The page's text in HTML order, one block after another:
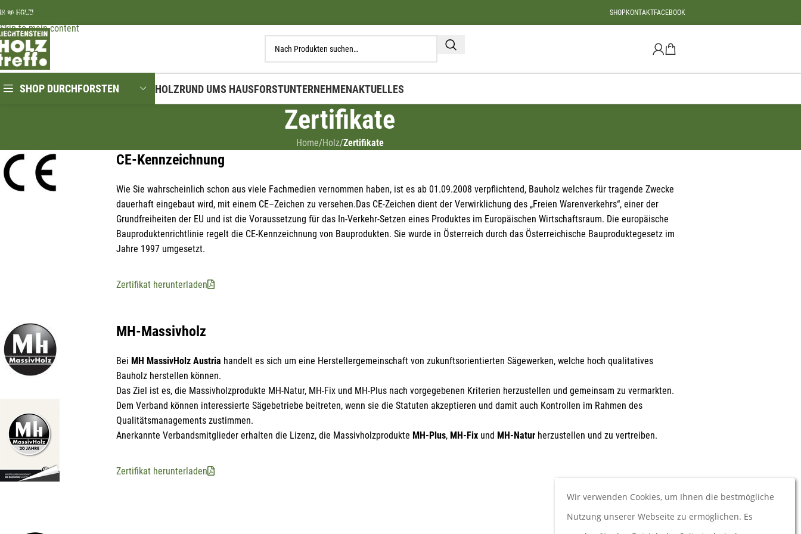
Skip to navigation
Skip to main content
❤️ HOLZ! SHOPKONTAKTFACEBOOK
SHOP DURCHFORSTEN HOLZRUND UMS HAUSFORSTUNTERNEHMENAKTUELLES
Zertifikate
Home/Holz/Zertifikate
CE-Kennzeichnung
Wie Sie wahrscheinlich schon aus viele Fachmedien vernommen haben, ist es ab 01.09.2008 verpflichtend, Bauholz welches für tragende Zwecke
dauerhaft eingebaut wird, mit einem CE–Zeichen zu versehen.Das CE-Zeichen dient der Verwirklichung des „Freien Warenverkehrs“, einer der
Grundfreiheiten der EU und ist die Voraussetzung für das In-Verkehr-Setzen eines Produktes im Europäischen Wirtschaftsraum. Die europäische
Bauproduktenrichtlinie regelt die CE-Kennzeichnung von Bauprodukten. Sie wurde in Österreich durch das Österreichische Bauproduktegesetz im
Jahre 1997 umgesetzt.
Zertifikat herunterladen
MH-Massivholz
Bei MH MassivHolz Austria handelt es sich um eine Herstellergemeinschaft von zukunftsorientierten Sägewerken, welche hoch qualitatives
Bauholz herstellen können.
Das Ziel ist es, die Massivholzprodukte MH-Natur, MH-Fix und MH-Plus nach vorgegebenen Kriterien herzustellen und gemeinsam zu vermarkten.
Dem Verband können interessierte Sägebetriebe beitreten, wenn sie die Statuten akzeptieren und damit auch Kontrollen im Rahmen des
Qualitätsmanagements zustimmen.
Anerkannte Verbandsmitglieder erhalten die Lizenz, die Massivholzprodukte MH-Plus, MH-Fix und MH-Natur herzustellen und zu vertreiben.
Zertifikat herunterladen
Mit unserem Newsletter sind Sie immer top-
informiert über Veranstaltungen und Aktionen
Hiermit erkläre ich mich damit einverstanden, dass die Daten meiner E-Mail-Adresse von der
Liechtenstein Holztreff GmbH zum Zwecke der Zusendung von Newslettern über Neuigkeiten in
der Liechtenstein Holztreff GmbH im Einklang mit der Datenschutzerklärung verwendet werden.
Wir verwenden Cookies, um Ihnen die bestmögliche
Nutzung unserer Webseite zu ermöglichen. Es